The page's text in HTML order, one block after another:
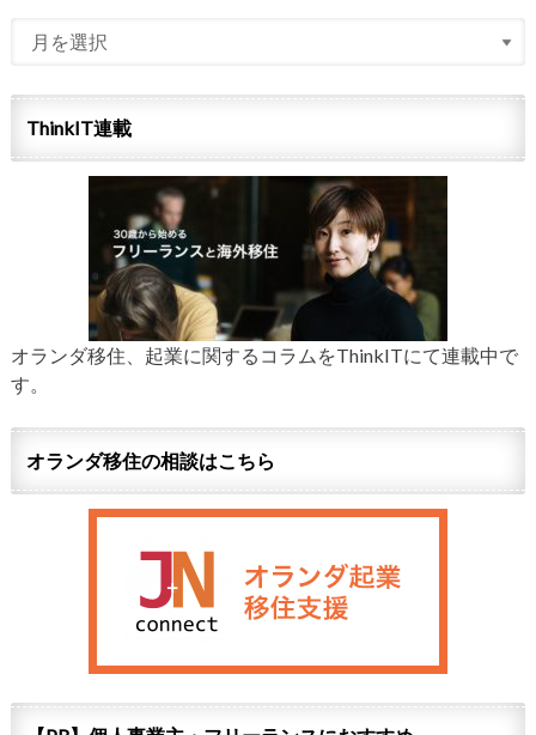
ThinkIT連載
オランダ移住、起業に関するコラムをThinkITにて連載中で
す。
オランダ移住の相談はこちら